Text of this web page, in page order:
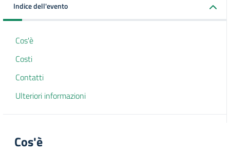
Indice dell'evento
Cos'è
Costi
Contatti
Ulteriori informazioni
Cos'è